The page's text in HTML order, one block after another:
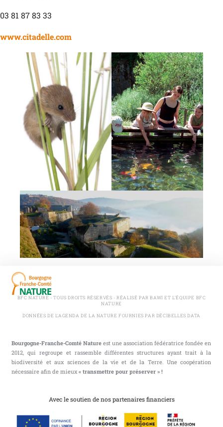
03 81 87 83 33
www.citadelle.com
BFC NATURE - TOUS DROITS RÉSERVÉS - RÉALISÉ PAR BAWI ET L'ÉQUIPE BFC
NATURE
DONNÉES DE L'AGENDA DE LA NATURE FOURNIES PAR DÉCIBELLES DATA
Bourgogne-Franche-Comté Nature est une association fédératrice fondée en
2012, qui regroupe et rassemble différentes structures ayant trait à la
biodiversité et aux sciences de la vie et de la Terre. Une coopération
nécessaire afin de mieux« transmettre pour préserver » !
Avec le soutien de nos partenaires financiers